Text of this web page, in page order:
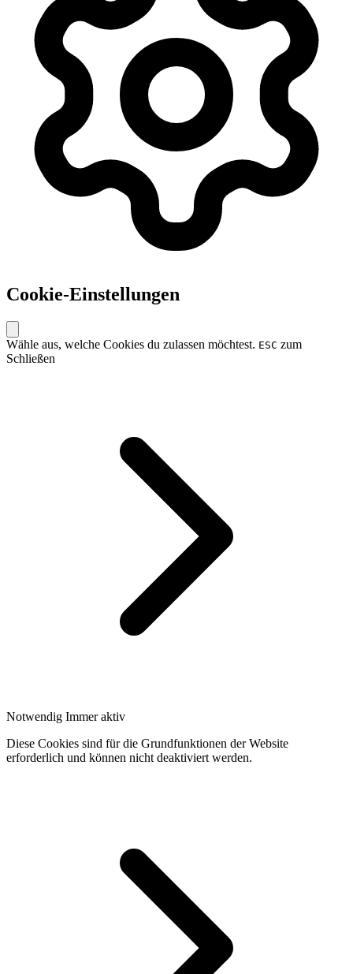
Cookie-Einstellungen
Wähle aus, welche Cookies du zulassen möchtest. ESC zum
Schließen
Notwendig Immer aktiv
Diese Cookies sind für die Grundfunktionen der Website
erforderlich und können nicht deaktiviert werden.